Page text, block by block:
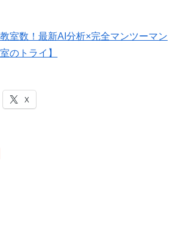
室数！最新AI分析×完全マンツーマン
のトライ】
X